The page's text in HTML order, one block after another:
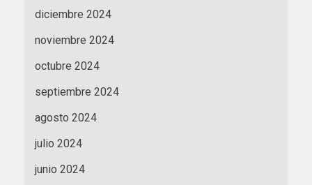
diciembre 2024
noviembre 2024
octubre 2024
septiembre 2024
agosto 2024
julio 2024
junio 2024